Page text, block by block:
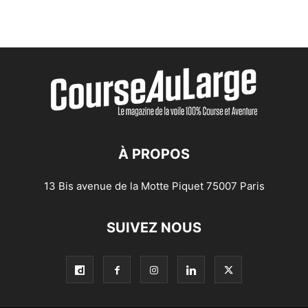
À PROPOS
13 Bis avenue de la Motte Piquet 75007 Paris
SUIVEZ NOUS